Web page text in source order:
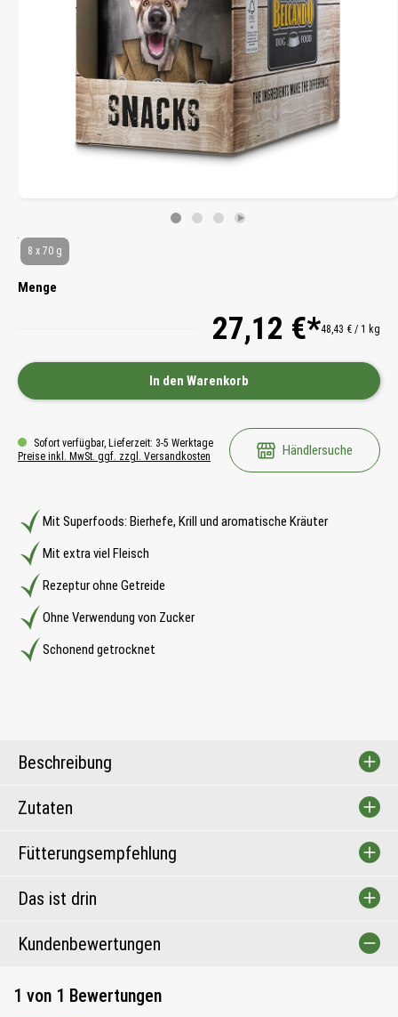
Mit Superfoods: Bierhefe, Krill und aromatische Kräuter
Mit extra viel Fleisch
Rezeptur ohne Getreide
Ohne Verwendung von Zucker
Schonend getrocknet
8 x 70 g
Menge
27,12 €*48,43 € / 1 kg
In den Warenkorb
Sofort verfügbar, Lieferzeit: 3-5 Werktage
Preise inkl. MwSt. ggf. zzgl. Versandkosten
Händlersuche
Beschreibung
Zutaten
Fütterungsempfehlung
Das ist drin
Kundenbewertungen
1 von 1 Bewertungen